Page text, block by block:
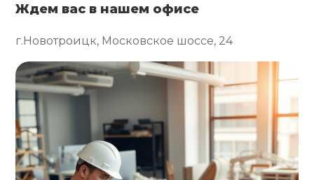
Ждем вас в нашем офисе
г.Новотроицк, Московское шоссе, 24